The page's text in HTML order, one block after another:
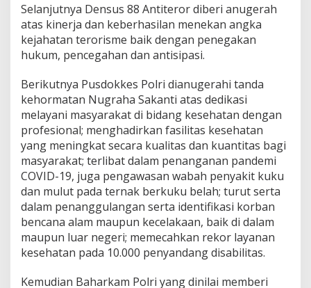
Selanjutnya Densus 88 Antiteror diberi anugerah
atas kinerja dan keberhasilan menekan angka
kejahatan terorisme baik dengan penegakan
hukum, pencegahan dan antisipasi.
Berikutnya Pusdokkes Polri dianugerahi tanda
kehormatan Nugraha Sakanti atas dedikasi
melayani masyarakat di bidang kesehatan dengan
profesional; menghadirkan fasilitas kesehatan
yang meningkat secara kualitas dan kuantitas bagi
masyarakat; terlibat dalam penanganan pandemi
COVID-19, juga pengawasan wabah penyakit kuku
dan mulut pada ternak berkuku belah; turut serta
dalam penanggulangan serta identifikasi korban
bencana alam maupun kecelakaan, baik di dalam
maupun luar negeri; memecahkan rekor layanan
kesehatan pada 10.000 penyandang disabilitas.
Kemudian Baharkam Polri yang dinilai memberi